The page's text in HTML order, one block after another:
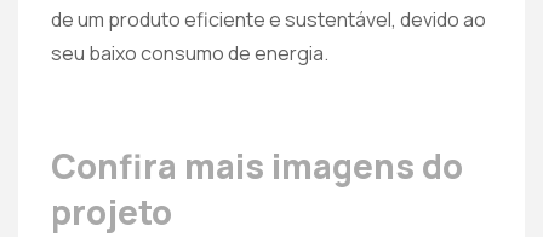
de um produto eficiente e sustentável, devido ao
seu baixo consumo de energia.
Confira mais imagens do
projeto